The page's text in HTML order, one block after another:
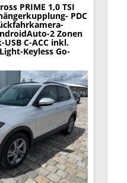
PRIME 1,0 TSI
PDC
2 Zonen
C-ACC inkl.
Keyless Go-